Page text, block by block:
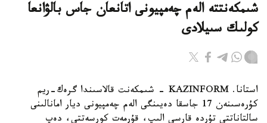
شىمكەنتتە الەم چەمپيونى اتانعان جاس بالۋانعا
كولىك سىيلادى
استانا. KAZINFORM - شىمكەنت قالاسىندا گرەك-ريم
كۇرەسىنەن 17 جاسقا دەيىنگى الەم چەمپيونى ديار امانالىنى
سالتاناتتى تۇردە قارسى الىپ، قۇرمەت كورسەتتى، دەپ